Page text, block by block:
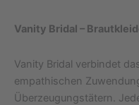
Vanity Bridal –
Vanity Bridal verbindet
empathischen
Überzeugungstätern.